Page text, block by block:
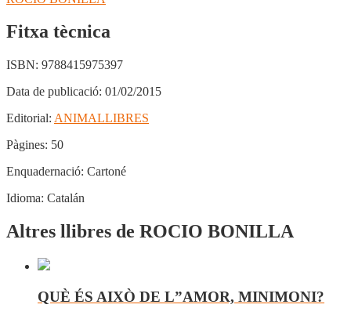
Fitxa tècnica
ISBN: 9788415975397
Data de publicació: 01/02/2015
Editorial: ANIMALLIBRES
Pàgines: 50
Enquadernació: Cartoné
Idioma: Catalán
Altres llibres de ROCIO BONILLA
QUÈ ÉS AIXÒ DE L”AMOR, MINIMONI?